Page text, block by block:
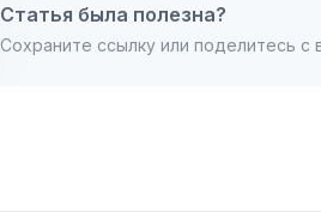
Статья была полезна?
Сохраните ссылку или поделитесь с